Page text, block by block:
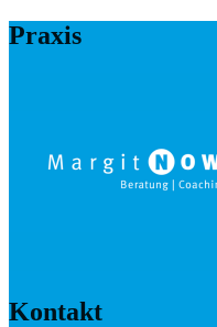
Praxis
Kontakt